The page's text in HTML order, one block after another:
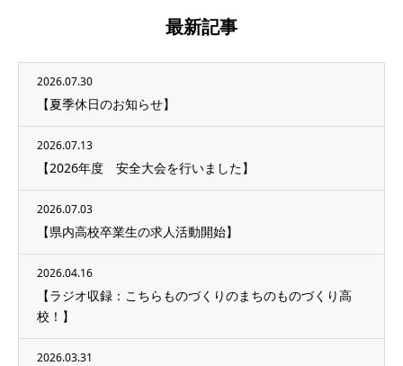
最新記事
2026.07.30
【夏季休日のお知らせ】
2026.07.13
【2026年度 安全大会を行いました】
2026.07.03
【県内高校卒業生の求人活動開始】
2026.04.16
【ラジオ収録：こちらものづくりのまちのものづくり高
校！】
2026.03.31